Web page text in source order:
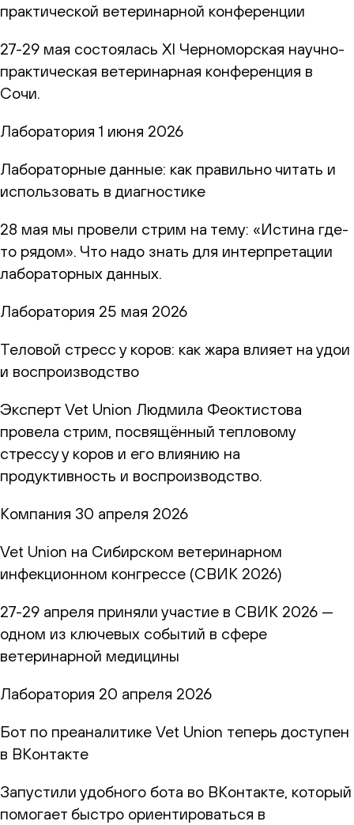
практической ветеринарной конференции
27-29 мая состоялась XI Черноморская научно-
практическая ветеринарная конференция в
Сочи.
Лаборатория 1 июня 2026
Лабораторные данные: как правильно читать и
использовать в диагностике
28 мая мы провели стрим на тему: «Истина где-
то рядом». Что надо знать для интерпретации
лабораторных данных.
Лаборатория 25 мая 2026
Теловой стресс у коров: как жара влияет на удои
и воспроизводство
Эксперт Vet Union Людмила Феоктистова
провела стрим, посвящённый тепловому
стрессу у коров и его влиянию на
продуктивность и воспроизводство.
Компания 30 апреля 2026
Vet Union на Сибирском ветеринарном
инфекционном конгрессе (СВИК 2026)
27-29 апреля приняли участие в СВИК 2026 —
одном из ключевых событий в сфере
ветеринарной медицины
Лаборатория 20 апреля 2026
Бот по преаналитике Vet Union теперь доступен
в ВКонтакте
Запустили удобного бота во ВКонтакте, который
помогает быстро ориентироваться в